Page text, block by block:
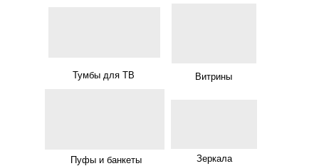
Витрины
Тумбы для ТВ
Пуфы и банкеты Зеркала